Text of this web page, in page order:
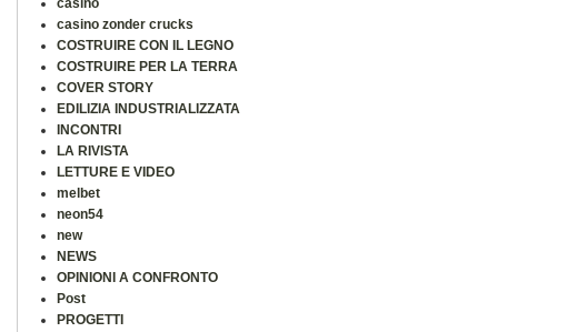
casino
casino zonder crucks
COSTRUIRE CON IL LEGNO
COSTRUIRE PER LA TERRA
COVER STORY
EDILIZIA INDUSTRIALIZZATA
INCONTRI
LA RIVISTA
LETTURE E VIDEO
melbet
neon54
new
NEWS
OPINIONI A CONFRONTO
Post
PROGETTI